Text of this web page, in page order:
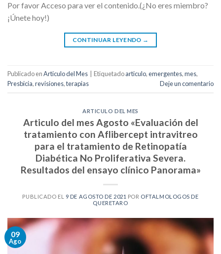
Por favor Acceso para ver el contenido.(¿No eres miembro?
¡Únete hoy!)
CONTINUAR LEYENDO →
Publicado enArticulo del Mes Etiquetadoarticulo,emergentes,mes,
Presbicia,revisiones,terapias Deje un comentario
ARTICULO DEL MES
Articulo del mes Agosto «Evaluación del
tratamiento con Aflibercept intravitreo
para el tratamiento de Retinopatía
Diabética No Proliferativa Severa.
Resultados del ensayo clínico Panorama»
PUBLICADO EL 9 DE AGOSTO DE 2021 POR OFTALMOLOGOS DE
QUERETARO
09
Ago